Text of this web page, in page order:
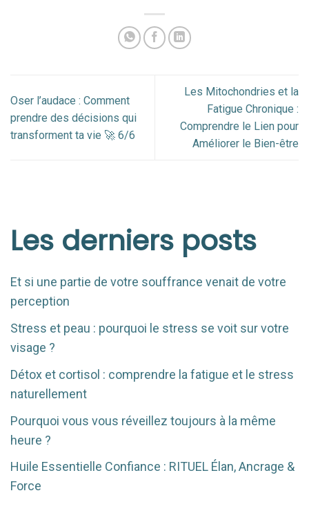
Oser l’audace : Comment
prendre des décisions qui
transforment ta vie 🚀 6/6
Les Mitochondries et la
Fatigue Chronique :
Comprendre le Lien pour
Améliorer le Bien-être
Les derniers posts
Et si une partie de votre souffrance venait de votre
perception
Stress et peau : pourquoi le stress se voit sur votre
visage ?
Détox et cortisol : comprendre la fatigue et le stress
naturellement
Pourquoi vous vous réveillez toujours à la même
heure ?
Huile Essentielle Confiance : RITUEL Élan, Ancrage &
Force